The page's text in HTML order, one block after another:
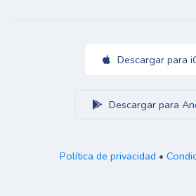
Descargar para
Descargar para
Política de privacidad •